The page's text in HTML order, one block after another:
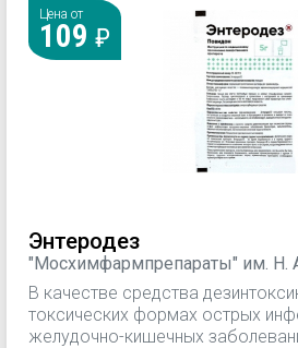
цистит и пиелит, пациентов с
ранами и ожогами.
Цена от
109
Энтеродез
"Мосхимфармпрепараты" им. Н.
В качестве средства
токсических формах острых
желудочно-кишечных